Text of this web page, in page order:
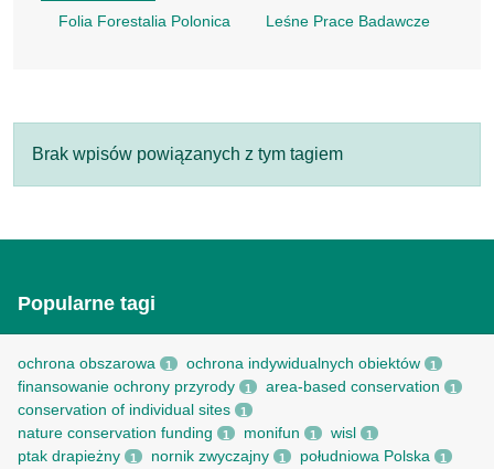
Folia Forestalia Polonica Leśne Prace Badawcze
Brak wpisów powiązanych z tym tagiem
Popularne tagi
ochrona obszarowa 1 ochrona indywidualnych obiektów 1
finansowanie ochrony przyrody 1 area-based conservation 1
conservation of individual sites 1
nature conservation funding 1 monifun 1 wisl 1
ptak drapieżny 1 nornik zwyczajny 1 południowa Polska 1